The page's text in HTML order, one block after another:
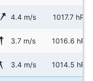
4.4 m/s 1017.7 hPa
3.7 m/s 1016.6 hPa
3.4 m/s 1014.5 hPa